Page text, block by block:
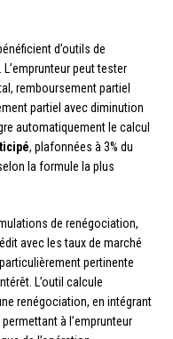
d’outils de
peut tester
remboursement partiel
partiel avec diminution
automatiquement le calcul
, plafonnées à 3% du
la formule la plus
de renégociation,
avec les taux de marché
pertinente
L’outil calcule
renégociation, en intégrant
à l’emprunteur